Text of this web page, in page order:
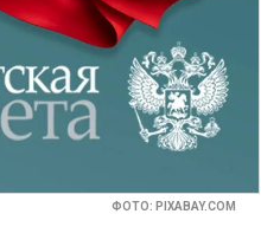
ФОТО: PIXABAY.COM